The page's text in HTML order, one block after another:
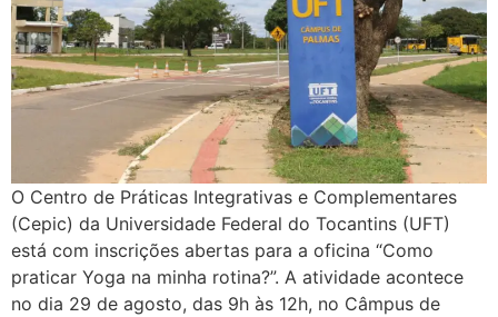
O Centro de Práticas Integrativas e Complementares
(Cepic) da Universidade Federal do Tocantins (UFT)
está com inscrições abertas para a oficina “Como
praticar Yoga na minha rotina?”. A atividade acontece
no dia 29 de agosto, das 9h às 12h, no Câmpus de